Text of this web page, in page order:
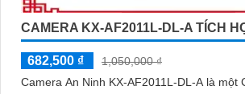
CAMERA KX-AF2011L-DL-A TÍCH
682,500 ₫
1,050,000 ₫
Camera An Ninh KX-AF2011L-DL-A là một